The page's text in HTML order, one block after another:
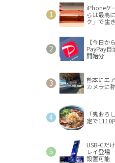
iPhoneケ
らは最高
ク」で生
【今日か
PayPay自
開始分
熊本にエ
カメラに
「鬼おろ
定で1110
USB-Cだ
レイ登場
設置可能